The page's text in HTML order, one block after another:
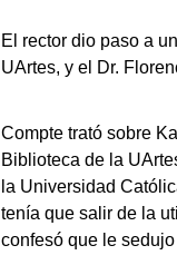
El rector dio paso a
UArtes, y el Dr.
Compte trató sobre
Biblioteca de la
la Universidad
tenía que salir de la
confesó que le